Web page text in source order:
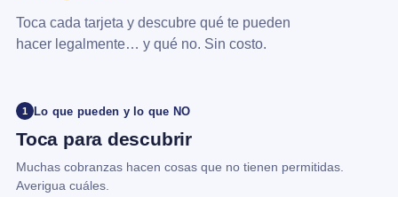
Toca cada tarjeta y descubre qué te pueden
hacer legalmente… y qué no. Sin costo.
1 Lo que pueden y lo que NO
Toca para descubrir
Muchas cobranzas hacen cosas que no tienen permitidas.
Averigua cuáles.